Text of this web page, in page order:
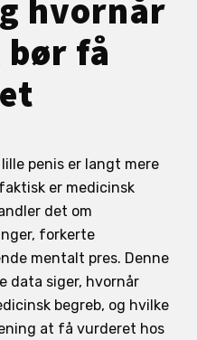
hvornår
få
penis er langt mere
er medicinsk
det om
forkerte
mentalt pres. Denne
data siger, hvornår
begreb, og hvilke
at få vurderet hos